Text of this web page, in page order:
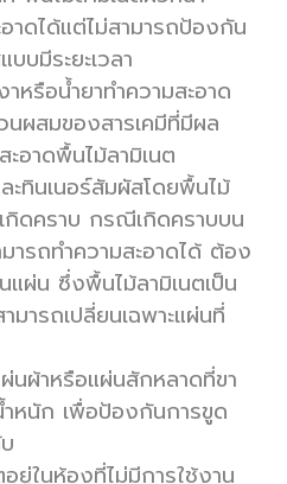
าดได้แต่ไม่สามารถป้องกัน
บมีระยะเวลา
าหรือน้ำยาทำความสะอาด
นผสมของสารเคมีที่มีผล
อาดพื้นไม้ลามิเนต
ะทินเนอร์สัมผัสโดยพื้นไม้
กิดคราบ กรณีเกิดคราบบน
ารถทำความสะอาดได้ ต้อง
แผ่น ซึ่งพื้นไม้ลามิเนตเป็น
ารถเปลี่ยนเฉพาะแผ่นที่
นผ้าหรือแผ่นสักหลาดที่ขา
ำหนัก เพื่อป้องกันการขูด
ยู่ในห้องที่ไม่มีการใช้งาน